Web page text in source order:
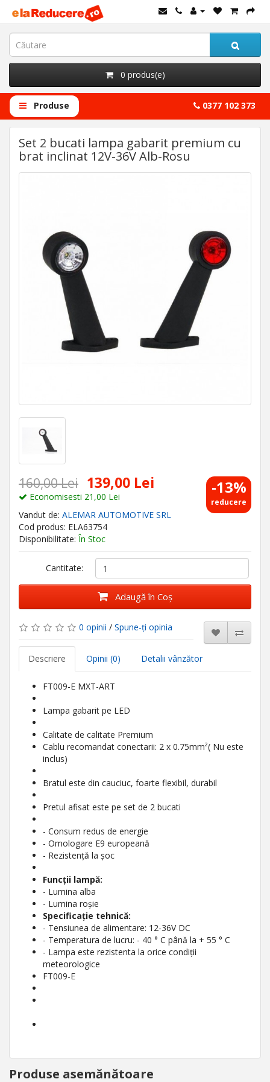
0 produs(e)
Produse 0377 102 373
Set 2 bucati lampa gabarit premium cu
brat inclinat 12V-36V Alb-Rosu
-13%
reducere
160,00 Lei 139,00 Lei
Economisesti 21,00 Lei
Vandut de: ALEMAR AUTOMOTIVE SRL
Cod produs: ELA63754
Disponibilitate: În Stoc
Cantitate:
Adaugă în Coş
0 opinii / Spune-ţi opinia
Descriere Opinii (0) Detalii vânzător
FT009-E MXT-ART
Lampa gabarit pe LED
Calitate de calitate Premium
Cablu recomandat conectarii: 2 x 0.75mm²( Nu este
inclus)
Bratul este din cauciuc, foarte flexibil, durabil
Pretul afisat este pe set de 2 bucati
- Consum redus de energie
- Omologare E9 europeană
- Rezistență la șoc
Funcții lampă:
- Lumina alba
- Lumina roșie
Specificație tehnică:
- Tensiunea de alimentare: 12-36V DC
- Temperatura de lucru: - 40 ° C până la + 55 ° C
- Lampa este rezistenta la orice condiții
meteorologice
FT009-E
Produse asemănătoare